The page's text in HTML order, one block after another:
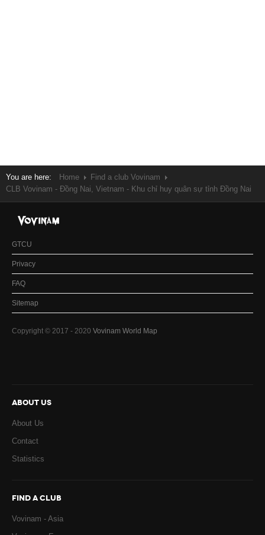
You are here: Home
Find a club Vovinam
CLB Vovinam - Đồng Nai, Vietnam - Khu chỉ huy quân sự tỉnh Đồng Nai
GTCU
Privacy
FAQ
Sitemap
Copyright © 2017 - 2020 Vovinam World Map
ABOUT US
About Us
Contact
Statistics
FIND A CLUB
Vovinam - Asia